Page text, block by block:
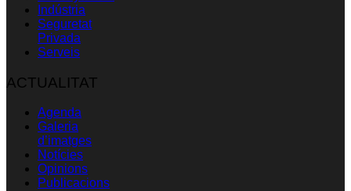
Indústria
Seguretat
Privada
Serveis
ACTUALITAT
Agenda
Galeria
d’imatges
Notícies
Opinions
Publicacions